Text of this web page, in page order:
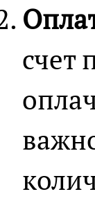
счет